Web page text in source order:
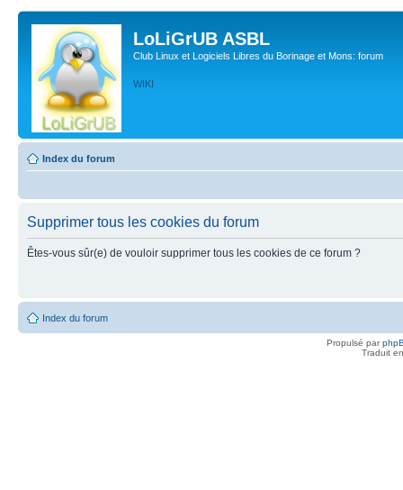
LoLiGrUB ASBL
Club Linux et Logiciels Libres du Borinage et Mons: forum
WIKI
Index du forum
Supprimer tous les cookies du forum
Êtes-vous sûr(e) de vouloir supprimer tous les cookies de ce forum ?
Index du forum
Propulsé par
Traduit